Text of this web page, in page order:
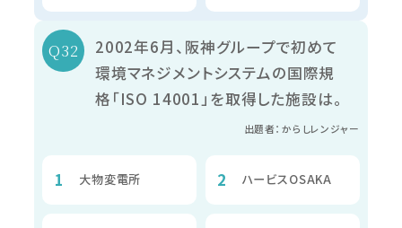
2002年6月、阪神グループで初めて
環境マネジメントシステムの国際規
格「ISO 14001」を取得した施設は。
出題者：からしレンジャー
大物変電所 ハービスOSAKA